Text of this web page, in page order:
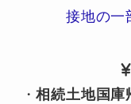
接地の一
・相続土地国庫